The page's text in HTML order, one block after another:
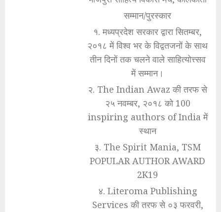
सम्मान/पुरस्कार
१. मध्यप्रदेश सरकार द्वारा सितम्बर,
२०१८ में विश्व भर के विद्वतजनों के साथ
तीन दिनों तक चलने वाले साहित्योत्त्सव
में सम्मान।
२. The Indian Awaz की तरफ से
२५ नवम्बर, २०१८ को 100
inspiring authors of India में
स्थान
३. The Spirit Mania, TSM
POPULAR AUTHOR AWARD
2K19
४. Literoma Publishing
Services की तरफ से ०३ फरवरी,